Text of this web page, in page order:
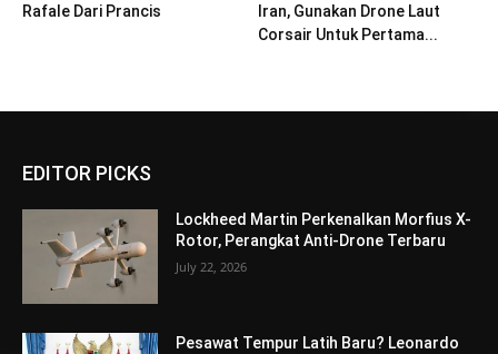
Rafale Dari Prancis
Iran, Gunakan Drone Laut
Corsair Untuk Pertama...
EDITOR PICKS
Lockheed Martin Perkenalkan Morfius X-
Rotor, Perangkat Anti-Drone Terbaru
July 22, 2026
Pesawat Tempur Latih Baru? Leonardo